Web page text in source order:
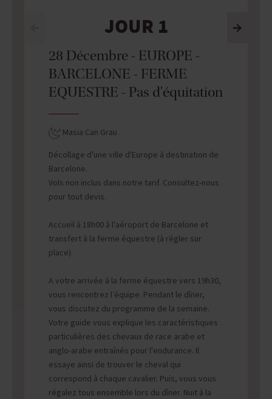
JOUR 1
28 Décembre - EUROPE -
BARCELONE - FERME
EQUESTRE - Pas d'équitation
Masia Can Grau
Décollage d'une ville d'Europe à destination de
Barcelone.
Vols non inclus dans notre tarif. Consultez-nous
pour tout devis.
Accueil à 18h00 à l'aéroport de Barcelone et
transfert à la ferme équestre (à régler sur
place).
A votre arrivée à la ferme équestre vers 19h30,
vous rencontrez l’équipe. Pendant le dîner,
vous discutez du programme de la semaine.
Votre guide vous explique les caractéristiques
particulières des chevaux de race arabe et
anglo-arabe entraînés pour l'endurance. Il
essaye ainsi de trouver le cheval qui
correspond à chaque cavalier. Puis, vous vous
régalez tous ensemble lors du dîner. Nuit à la